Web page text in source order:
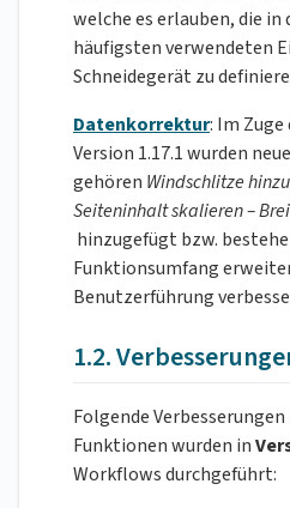
welche es erlauben, die in
häufigsten verwendeten
Schneidegerät zu
Datenkorrektur: Im
Version 1.17.1 wurden
gehören Windschlitze
Seiteninhalt skalieren –
hinzugefügt bzw.
Funktionsumfang
Benutzerführung
1.2.
Folgende
Funktionen wurden in
Workflows durchgeführt: